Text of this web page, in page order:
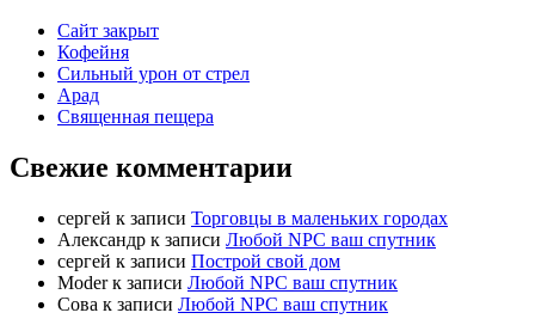
Сайт закрыт
Кофейня
Cильный урон от стрел
Арад
Священная пещера
Свежие комментарии
cергей к записи Торговцы в маленьких городах
Александр к записи Любой NPC ваш спутник
cергей к записи Построй свой дом
Moderк записи Любой NPC ваш спутник
Сова к записи Любой NPC ваш спутник